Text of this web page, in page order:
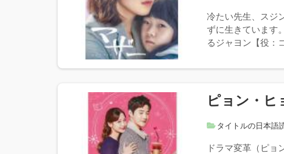
冷たい先生、スジ
ずに生きています
るジャヨン【役：
ピョン・ヒ
タイトルの日本語
ドラマ変革（ピョ